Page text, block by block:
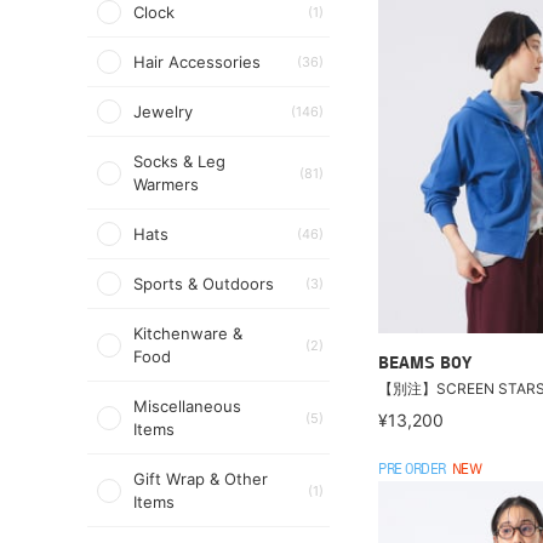
Clock (1)
Hair Accessories (36)
Jewelry (146)
Socks & Leg
Warmers
(81)
Hats (46)
Sports & Outdoors (3)
Kitchenware &
Food
(2)
Miscellaneous
Items
(5)
Gift Wrap & Other
Items
(1)
BEAMS BOY
【別注】SCREEN
¥13,200
PRE ORDER NEW